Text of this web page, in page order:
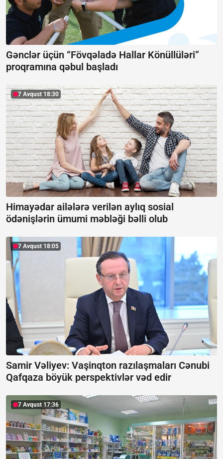
Gənclər üçün “Fövqəladə Hallar Könüllüləri”
proqramına qəbul başladı
7 Avqust 18:30
Himayədar ailələrə verilən aylıq sosial
ödənişlərin ümumi məbləği bəlli olub
7 Avqust 18:05
Samir Vəliyev: Vaşinqton razılaşmaları Cənubi
Qafqaza böyük perspektivlər vəd edir
7 Avqust 17:36